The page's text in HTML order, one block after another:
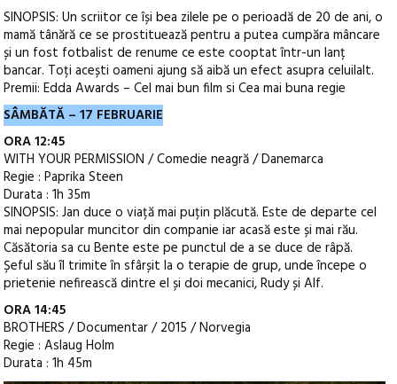
SINOPSIS: Un scriitor ce își bea zilele pe o perioadă de 20 de ani, o
mamă tânără ce se prostituează pentru a putea cumpăra mâncare
și un fost fotbalist de renume ce este cooptat într-un lanț
bancar. Toți acești oameni ajung să aibă un efect asupra celuilalt.
Premii: Edda Awards – Cel mai bun film si Cea mai buna regie
SÂMBĂTĂ – 17 FEBRUARIE
ORA 12:45
WITH YOUR PERMISSION / Comedie neagră / Danemarca
Regie : Paprika Steen
Durata : 1h 35m
SINOPSIS: Jan duce o viață mai puțin plăcută. Este de departe cel
mai nepopular muncitor din companie iar acasă este și mai rău.
Căsătoria sa cu Bente este pe punctul de a se duce de râpă.
Șeful său îl trimite în sfârșit la o terapie de grup, unde începe o
prietenie nefirească dintre el și doi mecanici, Rudy și Alf.
ORA 14:45
BROTHERS / Documentar / 2015 / Norvegia
Regie : Aslaug Holm
Durata : 1h 45m